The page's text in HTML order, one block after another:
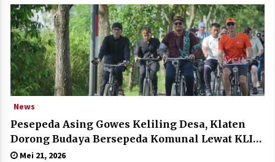
News
Pesepeda Asing Gowes Keliling Desa, Klaten
Dorong Budaya Bersepeda Komunal Lewat KLIC
Fest 2026
Mei 21, 2026